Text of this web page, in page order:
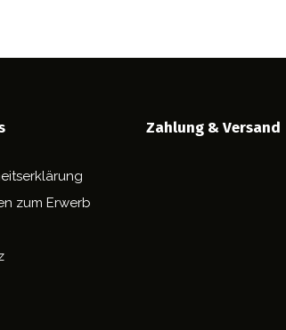
zum Erwerb
Zahlung & Versand